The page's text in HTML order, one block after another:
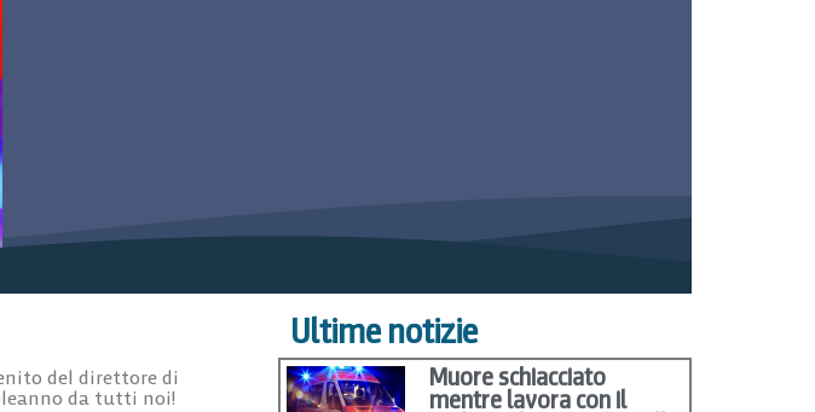
del direttore di
da tutti noi!
Ultime notizie
Muore schiacciato
mentre lavora con il